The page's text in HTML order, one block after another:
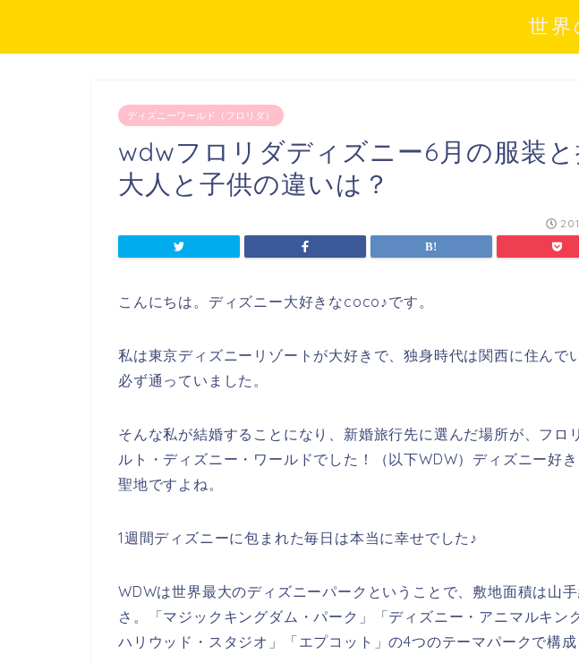
世
ディズニーワールド（フロリダ）
wdwフロリダディズニー6月の服装と
大人と子供の違いは？
こんにちは。ディズニー大好きなcoco♪です。
私は東京ディズニーリゾートが大好きで、独身時代は関西に住んで
必ず通っていました。
そんな私が結婚することになり、新婚旅行先に選んだ場所が、フロ
ルト・ディズニー・ワールドでした！（以下WDW）ディズニー好
聖地ですよね。
1週間ディズニーに包まれた毎日は本当に幸せでした♪
WDWは世界最大のディズニーパークということで、敷地面積は山
さ。「マジックキングダム・パーク」「ディズニー・アニマルキン
ハリウッド・スタジオ」「エプコット」の4つのテーマパークで構成